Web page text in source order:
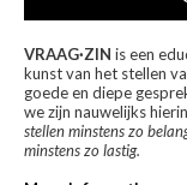
VRAAG·ZIN is een
kunst van het stellen
goede en diepe
we zijn nauwelijks
stellen minstens zo
minstens zo lastig.